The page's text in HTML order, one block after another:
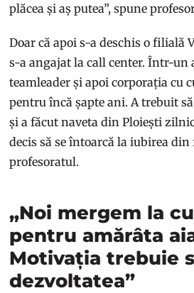
plăcea și aș putea”, spune
Doar că apoi s-a deschis o filială
s-a angajat la call center. Într-un
teamleader și apoi corporația cu
pentru încă șapte ani. A trebuit
și a făcut naveta din Ploiești
decis să se întoarcă la iubirea din
profesoratul.
„Noi mergem la
pentru amărâta
Motivația trebuie
dezvoltatea”